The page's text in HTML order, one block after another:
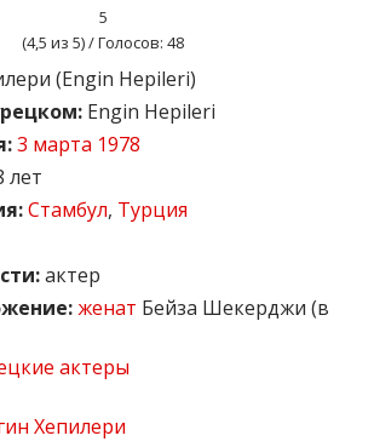
5
(4,5 из 5) / Голосов: 48
(Engin Hepileri)
Engin Hepileri
3 марта 1978
лет
Стамбул, Турция
актер
женат Бейза Шекерджи (в
актеры